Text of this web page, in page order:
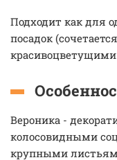
Подходит как для
посадок
Вероника -
колосовидными
крупными